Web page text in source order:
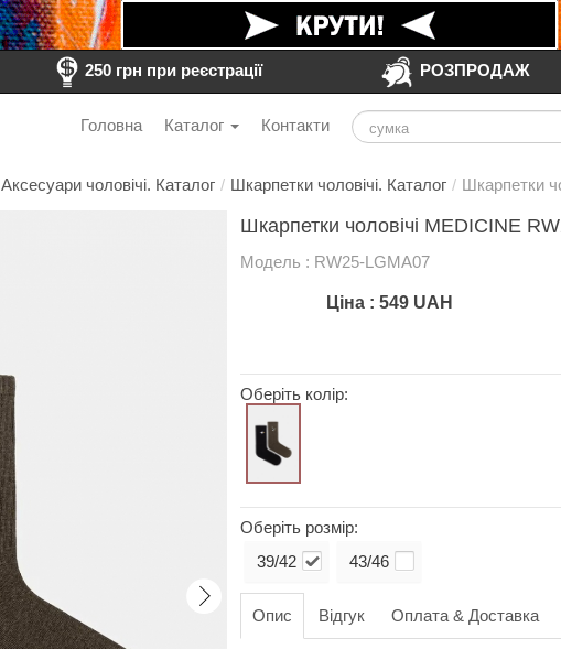
250 грн при реєстрації РОЗПРОДАЖ
Головна Каталог Контакти
Аксесуари чоловічі. Каталог / Шкарпетки чоловічі. Каталог / Шкарпетки
Шкарпетки чоловічі MEDICINE
Модель : RW25-LGMA07
Ціна : 549 UAH
Оберіть колір:
Оберіть розмір:
39/42 43/46
Опис Відгук Оплата & Доставка